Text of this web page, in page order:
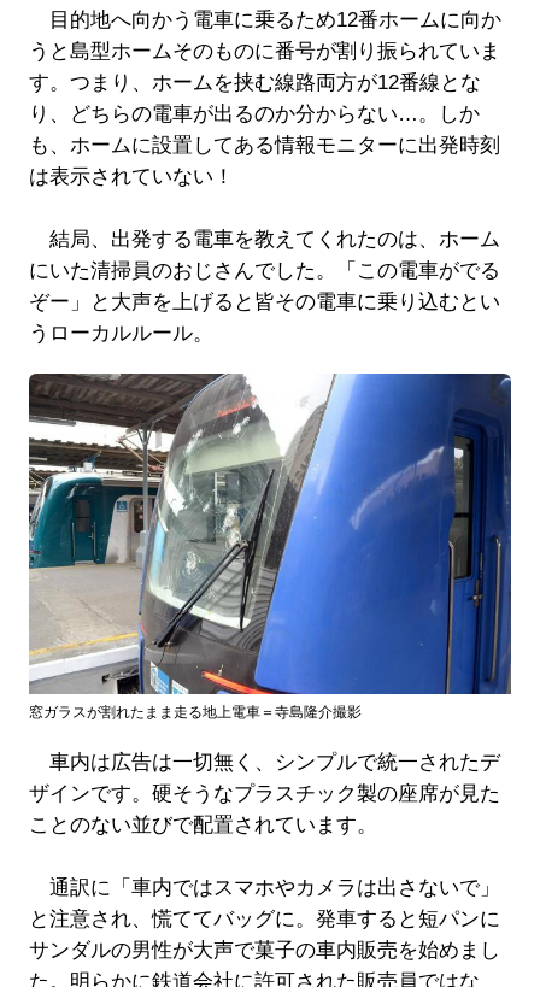
目的地へ向かう電車に乗るため12番ホームに向か
うと島型ホームそのものに番号が割り振られていま
す。つまり、ホームを挟む線路両方が12番線とな
り、どちらの電車が出るのか分からない…。しか
も、ホームに設置してある情報モニターに出発時刻
は表示されていない！
結局、出発する電車を教えてくれたのは、ホーム
にいた清掃員のおじさんでした。「この電車がでる
ぞー」と大声を上げると皆その電車に乗り込むとい
うローカルルール。
窓ガラスが割れたまま走る地上電車＝寺島隆介撮影
車内は広告は一切無く、シンプルで統一されたデ
ザインです。硬そうなプラスチック製の座席が見た
ことのない並びで配置されています。
通訳に「車内ではスマホやカメラは出さないで」
と注意され、慌ててバッグに。発車すると短パンに
サンダルの男性が大声で菓子の車内販売を始めまし
た。明らかに鉄道会社に許可された販売員ではな